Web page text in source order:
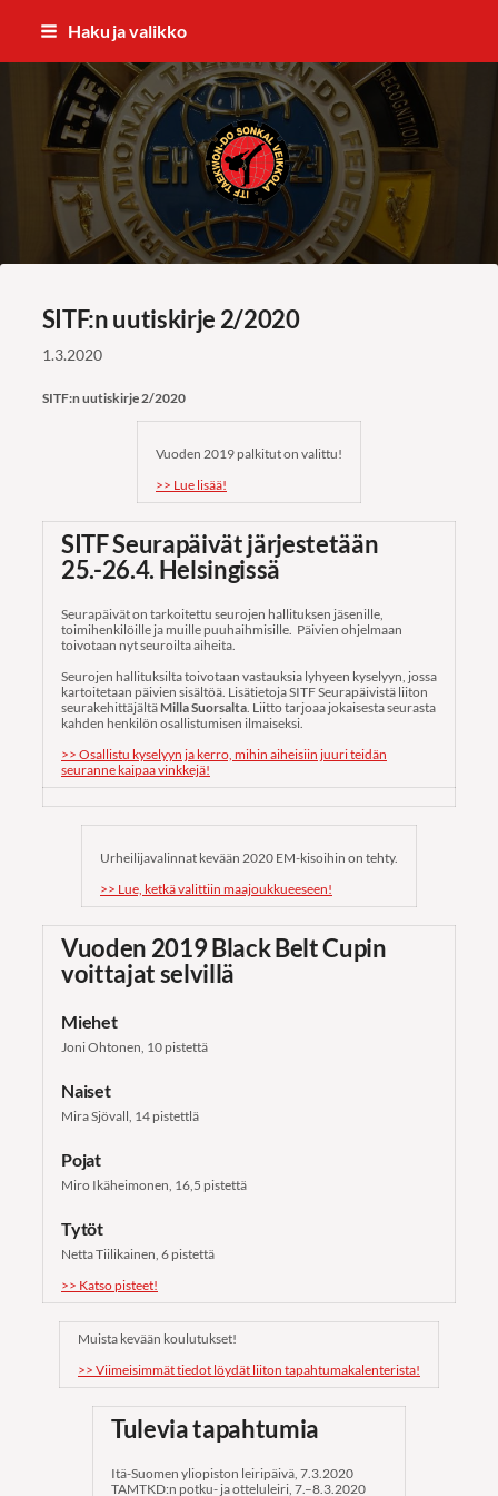
sivun
Haku ja valikko
ITF Taekwon-do Sonkal Veikkola
SITF:n uutiskirje 2/2020
1.3.2020
SITF:n uutiskirje 2/2020
Vuoden 2019 palkitut on valittu!
>> Lue lisää!
SITF Seurapäivät järjestetään
25.-26.4. Helsingissä
Seurapäivät on tarkoitettu seurojen hallituksen jäsenille,
toimihenkilöille ja muille puuhaihmisille. Päivien ohjelmaan
toivotaan nyt seuroilta aiheita.
Seurojen hallituksilta toivotaan vastauksia lyhyeen kyselyyn, jossa
kartoitetaan päivien sisältöä. Lisätietoja SITF Seurapäivistä liiton
seurakehittäjältä Milla Suorsalta . Liitto tarjoaa jokaisesta seurasta
kahden henkilön osallistumisen ilmaiseksi.
>> Osallistu kyselyyn ja kerro, mihin aiheisiin juuri teidän
seuranne kaipaa vinkkejä!
Urheilijavalinnat kevään 2020 EM-kisoihin on tehty.
>> Lue, ketkä valittiin maajoukkueeseen!
Vuoden 2019 Black Belt Cupin
voittajat selvillä
Miehet
Joni Ohtonen, 10 pistettä
Naiset
Mira Sjövall, 14 pistettlä
Pojat
Miro Ikäheimonen, 16,5 pistettä
Tytöt
Netta Tiilikainen, 6 pistettä
>> Katso pisteet!
Muista kevään koulutukset!
>> Viimeisimmät tiedot löydät liiton tapahtumakalenterista!
Tulevia tapahtumia
Itä-Suomen yliopiston leiripäivä, 7.3.2020
TAMTKD:n potku- ja otteluleiri, 7.–8.3.2020